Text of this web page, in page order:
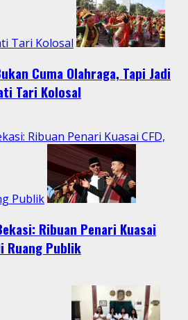
Tari Kolosal
Cuma Olahraga, Tapi Jadi
Tari Kolosal
Ribuan Penari Kuasai CFD,
Publik
Ribuan Penari Kuasai
Ruang Publik